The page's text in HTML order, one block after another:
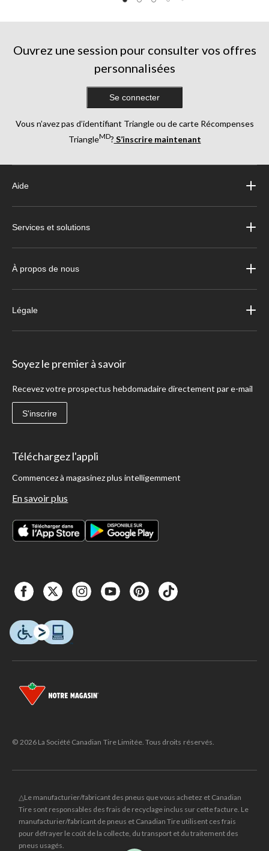
Ouvrez une session pour consulter vos offres
personnalisées
Se connecter
Vous n’avez pas d’identifiant Triangle ou de carte Récompenses
TriangleMD? S’inscrire maintenant
Aide
Services et solutions
À propos de nous
Légale
Soyez le premier à savoir
Recevez votre prospectus hebdomadaire directement par e-mail
S'inscrire
Téléchargez l'appli
Commencez à magasinez plus intelligemment
En savoir plus
© 2026 La Société Canadian Tire Limitée. Tous droits réservés.
△Le manufacturier/fabricant des pneus que vous achetez et Canadian
Tire sont responsables des frais de recyclage inclus sur cette facture. Le
manufacturier/fabricant de pneus et Canadian Tire utilisent ces frais
pour défrayer le coût de la collecte, du transport et du traitement des
pneus usagés.